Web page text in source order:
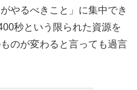
やるべきこと」に集中でき
秒という限られた資源を
のが変わると言っても過言